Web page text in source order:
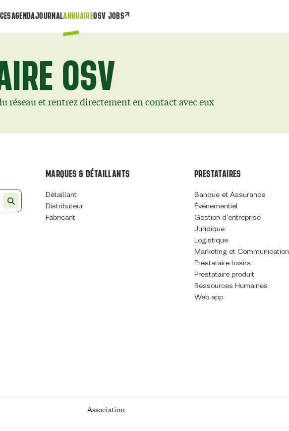
AGENDAJOURNALANNUAIREOSV JOBS
OSV
réseau et rentrez directement en contact avec eux
MARQUES & DÉTAILLANTS
Détaillant
Distributeur
Fabricant
PRESTATAIRES
Banque et Assurance
Événementiel
Gestion d'entreprise
Juridique
Logistique
Marketing et Communication
Prestataire loisirs
Prestataire produit
Ressources Humaines
Web app
Association